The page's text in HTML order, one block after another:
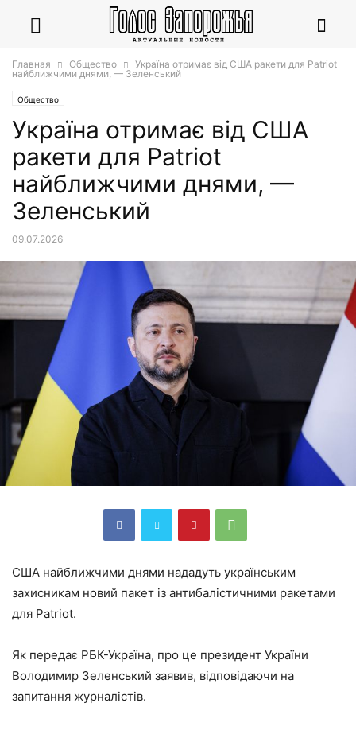
Главная Общество
Україна отримає від США ракети для Patriot
найближчими днями, — Зеленський
Общество
Україна отримає від США
ракети для Patriot
найближчими днями, —
Зеленський
09.07.2026
США найближчими днями нададуть українським
захисникам новий пакет із антибалістичними ракетами
для Patriot.
Як передає РБК-Україна, про це президент України
Володимир Зеленський заявив, відповідаючи на
запитання журналістів.